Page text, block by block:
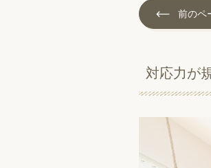
前のペ
対応力が